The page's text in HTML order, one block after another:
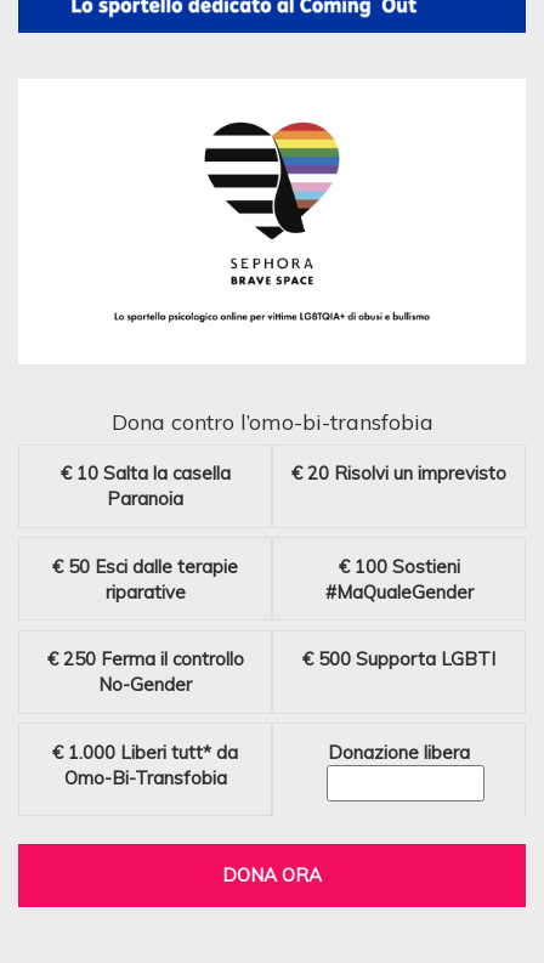
Dona contro l’omo-bi-transfobia
€ 10 Salta la casella
Paranoia
€ 20 Risolvi un imprevisto
€ 50 Esci dalle terapie
riparative
€ 100 Sostieni
#MaQualeGender
€ 250 Ferma il controllo
No-Gender
€ 500 Supporta LGBTI
€ 1.000 Liberi tutt* da
Omo-Bi-Transfobia
Donazione libera
DONA ORA